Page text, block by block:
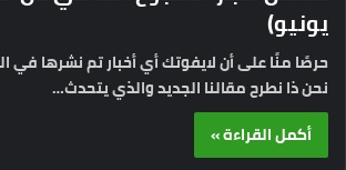
يونيو)
حرصًا منًا على أن لايفوتك أي أخبار تم نشرها في
نحن ذا نطرح مقالنا الجديد والذي يتحدث…
أكمل القراءة »